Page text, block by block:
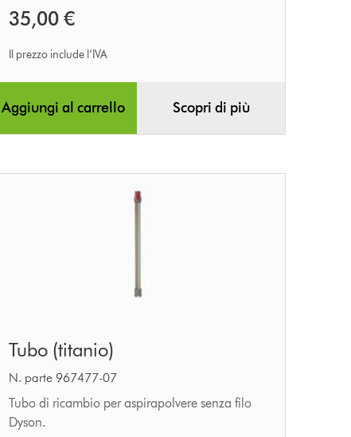
35,00 €
Il prezzo include l’IVA
Aggiungi al carrello Scopri di più
(titanio)
Tubo (titanio)
N. parte 967477-07
Tubo di ricambio per aspirapolvere senza filo
Dyson.